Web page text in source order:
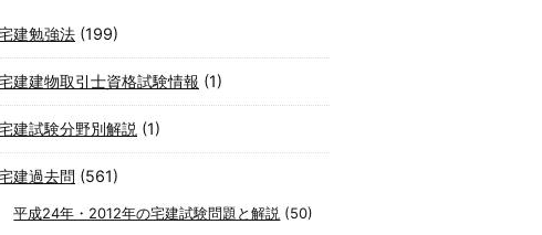
建勉強法 (199)
建建物取引士資格試験情報 (1)
建試験分野別解説 (1)
建過去問 (561)
平成24年・2012年の宅建試験問題と解説 (50)